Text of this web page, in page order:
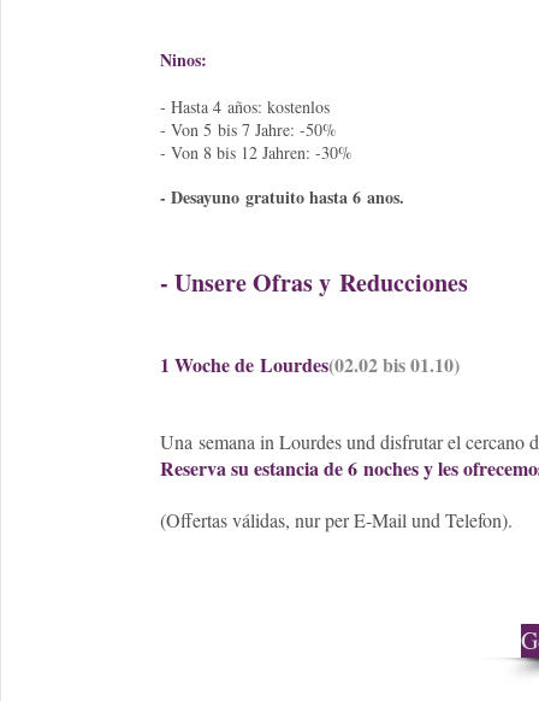
- Unsere Ofras y Reducciones
1 Woche de Lourdes(02.02 bis 01.10)
Una semana in Lourdes und disfrutar el cercano
Reserva su estancia de 6 noches y les
(Offertas válidas, nur per E-Mail und Telefon).
Ninos:
- Hasta 4 años: kostenlos
- Von 5 bis 7 Jahre: -50%
- Von 8 bis 12 Jahren: -30%
- Desayuno gratuito hasta 6 anos.